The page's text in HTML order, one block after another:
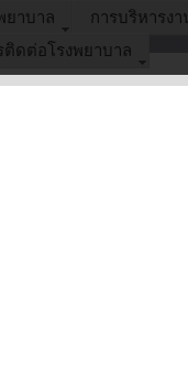
ยาบาล การบริหารง
ติดต่อโรงพยาบาล